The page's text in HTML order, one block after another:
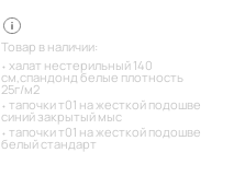
Товар в наличии:
халат нестерильный 140
см,спандонд белые плотность
25г/м2
тапочки т01 на жесткой подошве
синий закрытый мыс
тапочки т01 на жесткой подошве
белый стандарт